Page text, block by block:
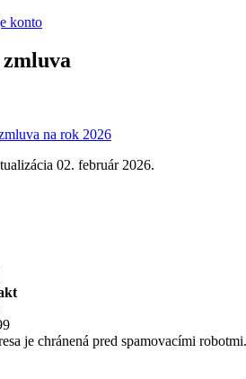
konto
na rok 2026
02. február 2026.
je chránená pred spamovacími